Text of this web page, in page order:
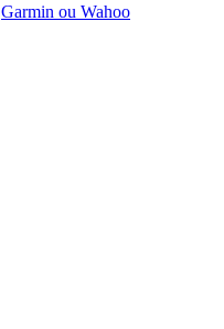
Garmin ou Wahoo